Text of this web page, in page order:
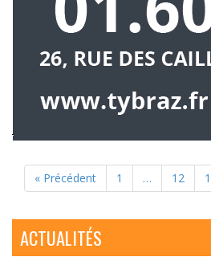
« Précédent 1 … 12
ACTUALITÉS